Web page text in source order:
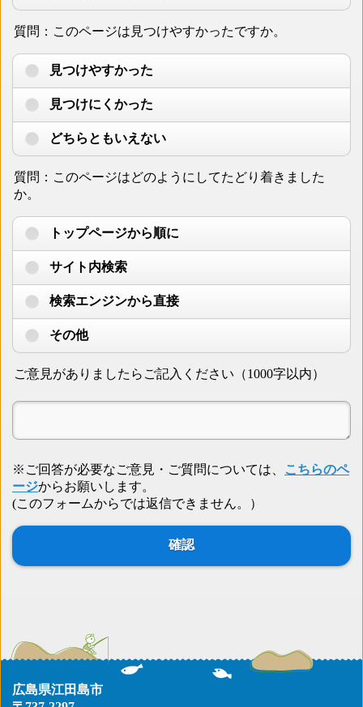
質問：このページは見つけやすかったですか。
見つけやすかった
見つけにくかった
どちらともいえない
質問：このページはどのようにしてたどり着きました
か。
トップページから順に
サイト内検索
検索エンジンから直接
その他
ご意見がありましたらご記入ください（1000字以内）
※ご回答が必要なご意見・ご質問については、
こちらのペ
ージからお願いします。
(このフォームからでは返信できません。）
広島県江田島市